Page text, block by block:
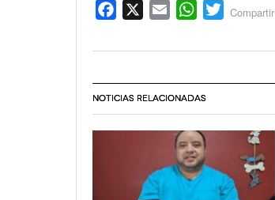
Facebook Email WhatsApp
Twitter
Compartir
NOTICIAS RELACIONADAS